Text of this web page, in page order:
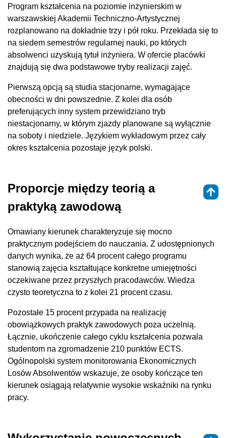
Program kształcenia na poziomie inżynierskim w
warszawskiej Akademii Techniczno-Artystycznej
rozplanowano na dokładnie trzy i pół roku. Przekłada się to
na siedem semestrów regularnej nauki, po których
absolwenci uzyskują tytuł inżyniera. W ofercie placówki
znajdują się dwa podstawowe tryby realizacji zajęć.
Pierwszą opcją są studia stacjonarne, wymagające
obecności w dni powszednie. Z kolei dla osób
preferujących inny system przewidziano tryb
niestacjonarny, w którym zjazdy planowane są wyłącznie
na soboty i niedziele. Językiem wykładowym przez cały
okres kształcenia pozostaje język polski.
Proporcje między teorią a
praktyką zawodową
Omawiany kierunek charakteryzuje się mocno
praktycznym podejściem do nauczania. Z udostępnionych
danych wynika, że aż 64 procent całego programu
stanowią zajęcia kształtujące konkretne umiejętności
oczekiwane przez przyszłych pracodawców. Wiedza
czysto teoretyczna to z kolei 21 procent czasu.
Pozostałe 15 procent przypada na realizację
obowiązkowych praktyk zawodowych poza uczelnią.
Łącznie, ukończenie całego cyklu kształcenia pozwala
studentom na zgromadzenie 210 punktów ECTS.
Ogólnopolski system monitorowania Ekonomicznych
Losów Absolwentów wskazuje, że osoby kończące ten
kierunek osiągają relatywnie wysokie wskaźniki na rynku
pracy.